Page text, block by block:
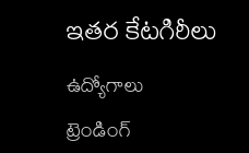
ఇతర కేటగిరీలు
ఉద్యోగాలు
ట్రెండింగ్